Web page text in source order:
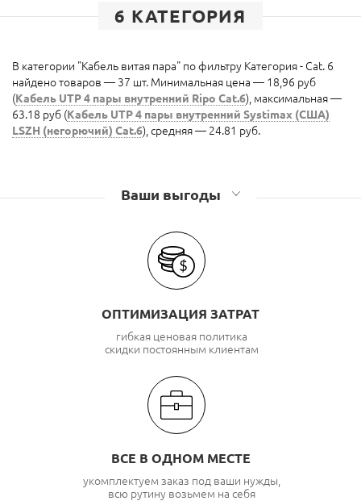
6 КАТЕГОРИЯ
В категории "Кабель витая пара" по фильтру Категория - Cat. 6
найдено товаров — 37 шт. Минимальная цена — 18,96 руб
(Кабель UTP 4 пары внутренний Ripo Cat.6), максимальная —
63.18 руб (Кабель UTP 4 пары внутренний Systimax (США)
LSZH (негорючий) Cat.6), средняя — 24.81 руб.
Ваши выгоды
ОПТИМИЗАЦИЯ ЗАТРАТ
гибкая ценовая политика
скидки постоянным клиентам
ВСЕ В ОДНОМ МЕСТЕ
укомплектуем заказ под ваши нужды,
всю рутину возьмем на себя